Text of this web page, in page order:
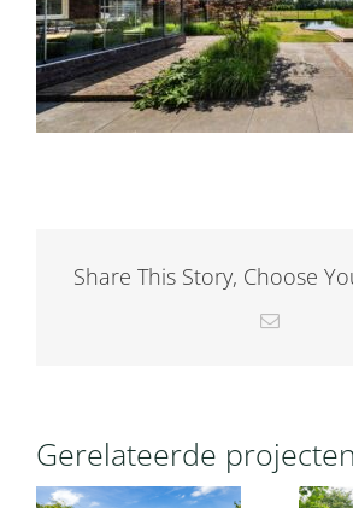
Share This Story, Choose
E-
Gerelateerde projecten